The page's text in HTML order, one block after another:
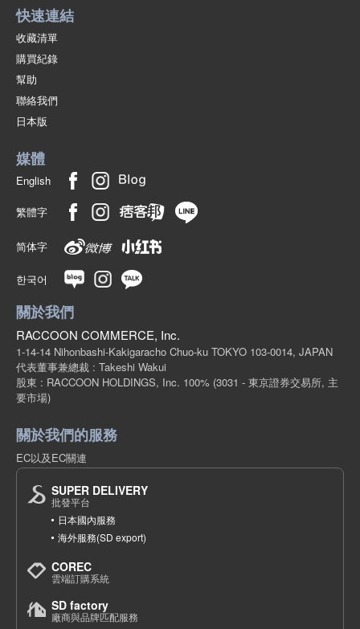
快速連結
收藏清單
購買紀錄
幫助
聯絡我們
日本版
媒體
English
繁體字
简体字
한국어
關於我們
RACCOON COMMERCE, Inc.
1-14-14 Nihonbashi-Kakigaracho Chuo-ku TOKYO 103-0014, JAPAN
代表董事兼總裁 : Takeshi Wakui
股東 : RACCOON HOLDINGS, Inc. 100% (3031 - 東京證券交易所, 主
要市場)
關於我們的服務
EC以及EC關連
SUPER DELIVERY
批發平台
日本國內服務
海外服務(SD export)
COREC
雲端訂購系統
SD factory
廠商與品牌匹配服務